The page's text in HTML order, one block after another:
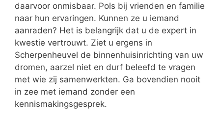
daarvoor onmisbaar. Pols bij vrienden en familie
naar hun ervaringen. Kunnen ze u iemand
aanraden? Het is belangrijk dat u de expert in
kwestie vertrouwt. Ziet u ergens in
Scherpenheuvel de binnenhuisinrichting van uw
dromen, aarzel niet en durf beleefd te vragen
met wie zij samenwerkten. Ga bovendien nooit
in zee met iemand zonder een
kennismakingsgesprek.